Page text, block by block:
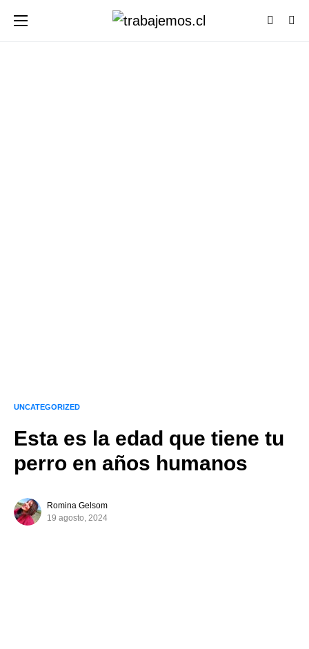
UNCATEGORIZED
Esta es la edad que tiene tu
perro en años humanos
Romina Gelsom
19 agosto, 2024